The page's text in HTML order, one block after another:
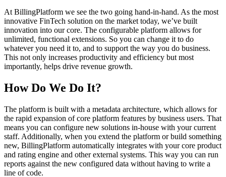
At BillingPlatform we see the two going hand-in-hand. As the most
innovative FinTech solution on the market today, we’ve built
innovation into our core. The configurable platform allows for
unlimited, functional extensions. So you can change it to do
whatever you need it to, and to support the way you do business.
This not only increases productivity and efficiency but most
importantly, helps drive revenue growth.
How Do We Do It?
The platform is built with a metadata architecture, which allows for
the rapid expansion of core platform features by business users. That
means you can configure new solutions in-house with your current
staff. Additionally, when you extend the platform or build something
new, BillingPlatform automatically integrates with your core product
and rating engine and other external systems. This way you can run
reports against the new configured data without having to write a
line of code.